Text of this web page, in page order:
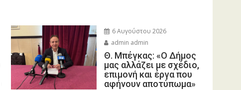
6 Αυγούστου 2026
admin admin
Θ. Μπέγκας: «Ο Δήμος
μας αλλάζει με σχέδιο,
επιμονή και έργα που
αφήνουν αποτύπωμα»